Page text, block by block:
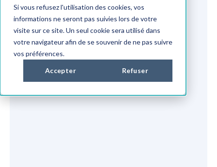
Si vous refusez l'utilisation des cookies, vos
informations ne seront pas suivies lors de votre
visite sur ce site. Un seul cookie sera utilisé dans
votre navigateur afin de se souvenir de ne pas suivre
vos préférences.
Accepter Refuser